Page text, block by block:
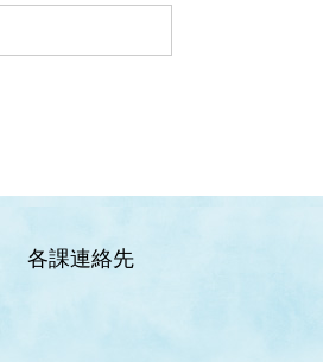
各課連絡先